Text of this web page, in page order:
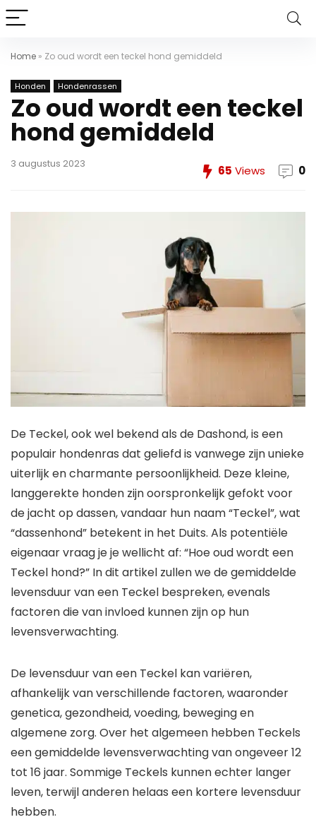
Home » Zo oud wordt een teckel hond gemiddeld
Honden Hondenrassen
Zo oud wordt een teckel
hond gemiddeld
3 augustus 2023 65 Views 0
De Teckel, ook wel bekend als de Dashond, is een
populair hondenras dat geliefd is vanwege zijn unieke
uiterlijk en charmante persoonlijkheid. Deze kleine,
langgerekte honden zijn oorspronkelijk gefokt voor
de jacht op dassen, vandaar hun naam “Teckel”, wat
“dassenhond” betekent in het Duits. Als potentiële
eigenaar vraag je je wellicht af: “Hoe oud wordt een
Teckel hond?” In dit artikel zullen we de gemiddelde
levensduur van een Teckel bespreken, evenals
factoren die van invloed kunnen zijn op hun
levensverwachting.
De levensduur van een Teckel kan variëren,
afhankelijk van verschillende factoren, waaronder
genetica, gezondheid, voeding, beweging en
algemene zorg. Over het algemeen hebben Teckels
een gemiddelde levensverwachting van ongeveer 12
tot 16 jaar. Sommige Teckels kunnen echter langer
leven, terwijl anderen helaas een kortere levensduur
hebben.